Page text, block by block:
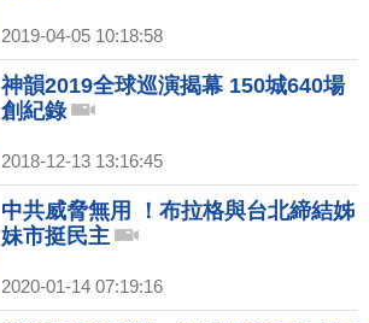
2019-04-05 10:18:58
神韻2019全球巡演揭幕 150城640場
創紀錄
2018-12-13 13:16:45
中共威脅無用 ！布拉格與台北締結姊
妹市挺民主
2020-01-14 07:19:16